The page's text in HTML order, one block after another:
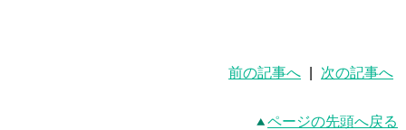
前の記事へ 次の記事へ
ページの先頭へ戻る